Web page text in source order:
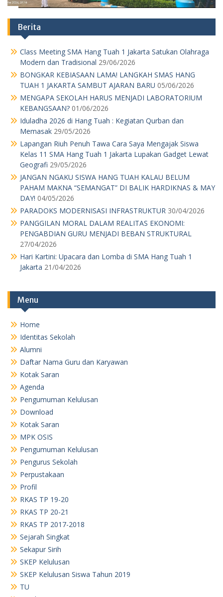
Berita
Class Meeting SMA Hang Tuah 1 Jakarta Satukan Olahraga
Modern dan Tradisional 29/06/2026
BONGKAR KEBIASAAN LAMA! LANGKAH SMAS HANG
TUAH 1 JAKARTA SAMBUT AJARAN BARU 05/06/2026
MENGAPA SEKOLAH HARUS MENJADI LABORATORIUM
KEBANGSAAN? 01/06/2026
Iduladha 2026 di Hang Tuah : Kegiatan Qurban dan
Memasak 29/05/2026
Lapangan Riuh Penuh Tawa Cara Saya Mengajak Siswa
Kelas 11 SMA Hang Tuah 1 Jakarta Lupakan Gadget Lewat
Geografi 29/05/2026
JANGAN NGAKU SISWA HANG TUAH KALAU BELUM
PAHAM MAKNA “SEMANGAT” DI BALIK HARDIKNAS & MAY
DAY! 04/05/2026
PARADOKS MODERNISASI INFRASTRUKTUR 30/04/2026
PANGGILAN MORAL DALAM REALITAS EKONOMI:
PENGABDIAN GURU MENJADI BEBAN STRUKTURAL
27/04/2026
Hari Kartini: Upacara dan Lomba di SMA Hang Tuah 1
Jakarta 21/04/2026
Menu
Home
Identitas Sekolah
Alumni
Daftar Nama Guru dan Karyawan
Kotak Saran
Agenda
Pengumuman Kelulusan
Download
Kotak Saran
MPK OSIS
Pengumuman Kelulusan
Pengurus Sekolah
Perpustakaan
Profil
RKAS TP 19-20
RKAS TP 20-21
RKAS TP 2017-2018
Sejarah Singkat
Sekapur Sirih
SKEP Kelulusan
SKEP Kelulusan Siswa Tahun 2019
TU